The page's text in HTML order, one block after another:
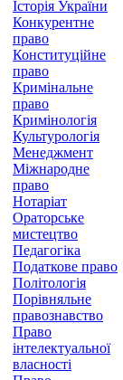
Історія України
Конкурентне
право
Конституційне
право
Кримінальне
право
Кримінологія
Культурологія
Менеджмент
Міжнародне
право
Нотаріат
Ораторське
мистецтво
Педагогіка
Податкове право
Політологія
Порівняльне
правознавство
Право
інтелектуальної
власності